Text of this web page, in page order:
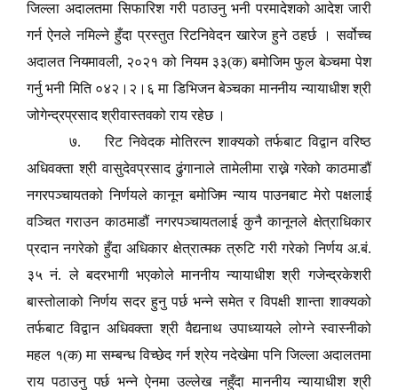
जिल्ला अदालतमा सिफारिश गरी पठाउनु भनी परमादेशको आदेश जारी
गर्न ऐनले नमिल्ने हुँदा प्रस्तुत रिटनिवेदन खारेज हुने ठहर्छ । सर्वोच्च
अदालत नियमावली, २०२१ को नियम ३३(क) बमोजिम फुल बेञ्चमा पेश
गर्नु भनी मिति ०४२।२।६ मा डिभिजन बेञ्चका माननीय न्यायाधीश श्री
जोगेन्द्रप्रसाद श्रीवास्तवको राय रहेछ ।
७.
रिट निवेदक मोतिरत्न शाक्यको तर्फबाट विद्वान वरिष्ठ
अधिवक्ता श्री वासुदेवप्रसाद ढुंगानाले तामेलीमा राख्ने गरेको काठमाडौं
नगरपञ्चायतको निर्णयले कानून बमोजिम न्याय पाउनबाट मेरो पक्षलाई
वञ्चित गराउन काठमाडौं नगरपञ्चायतलाई कुनै कानूनले क्षेत्राधिकार
प्रदान नगरेको हुँदा अधिकार क्षेत्रात्मक त्रुटि गरी गरेको निर्णय अ.बं.
३५ नं. ले बदरभागी भएकोले माननीय न्यायाधीश श्री गजेन्द्रकेशरी
बास्तोलाको निर्णय सदर हुनु पर्छ भन्ने समेत र विपक्षी शान्ता शाक्यको
तर्फबाट विद्वान अधिवक्ता श्री वैद्यनाथ उपाध्यायले लोग्ने स्वास्नीको
महल १(क) मा सम्बन्ध विच्छेद गर्न श्रेय नदेखेमा पनि जिल्ला अदालतमा
राय पठाउनु पर्छ भन्ने ऐनमा उल्लेख नहुँदा माननीय न्यायाधीश श्री